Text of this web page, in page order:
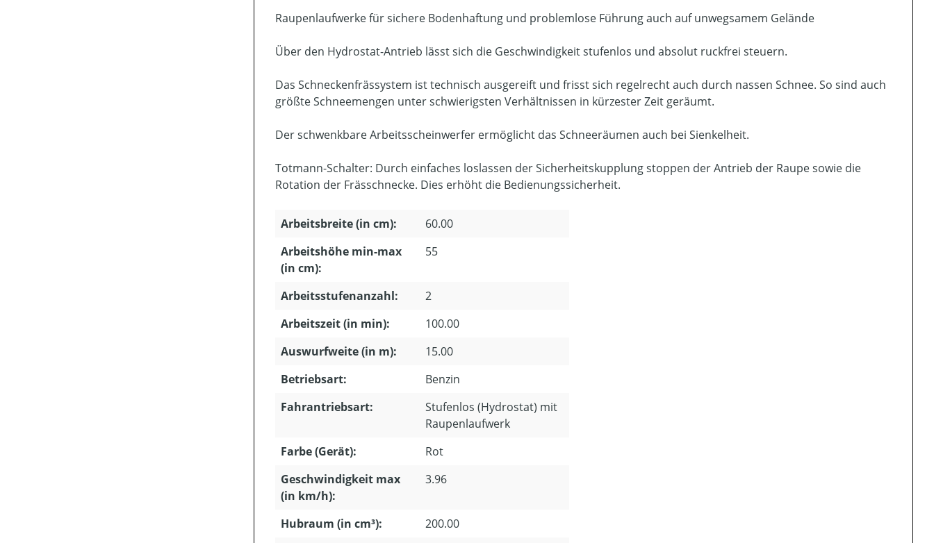
Raupenlaufwerke für sichere Bodenhaftung und problemlose Führung auch auf unwegsamem Gelände
Über den Hydrostat-Antrieb lässt sich die Geschwindigkeit stufenlos und absolut ruckfrei steuern.
Das Schneckenfrässystem ist technisch ausgereift und frisst sich regelrecht auch durch nassen Schnee. So sind auch
größte Schneemengen unter schwierigsten Verhältnissen in kürzester Zeit geräumt.
Der schwenkbare Arbeitsscheinwerfer ermöglicht das Schneeräumen auch bei Sienkelheit.
Totmann-Schalter: Durch einfaches loslassen der Sicherheitskupplung stoppen der Antrieb der Raupe sowie die
Rotation der Frässchnecke. Dies erhöht die Bedienungssicherheit.
Arbeitsbreite (in cm):
60.00
Arbeitshöhe min-max
(in cm):
55
Arbeitsstufenanzahl:
2
Arbeitszeit (in min):
100.00
Auswurfweite (in m):
15.00
Betriebsart:
Benzin
Fahrantriebsart:
Stufenlos (Hydrostat) mit
Raupenlaufwerk
Farbe (Gerät):
Rot
Geschwindigkeit max
(in km/h):
3.96
Hubraum (in cm³):
200.00